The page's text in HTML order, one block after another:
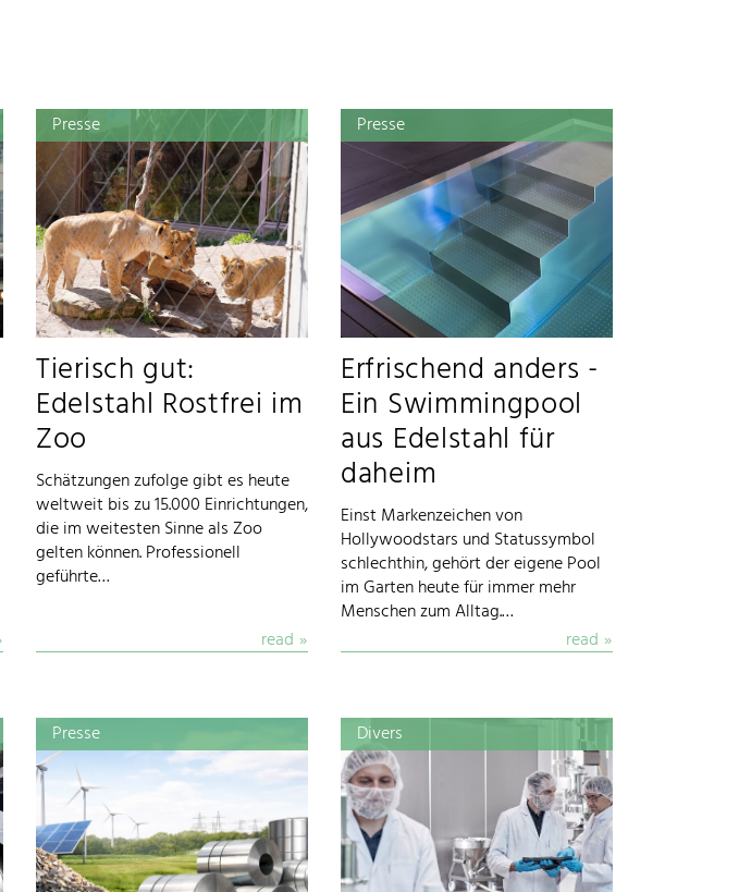
Presse
Tierisch gut:
Edelstahl Rostfrei im
Zoo
Schätzungen zufolge gibt es heute
weltweit bis zu 15.000 Einrichtungen,
die im weitesten Sinne als Zoo
gelten können. Professionell
geführte…
read
Presse
Erfrischend anders -
Ein Swimmingpool
aus Edelstahl für
daheim
Einst Markenzeichen von
Hollywoodstars und Statussymbol
schlechthin, gehört der eigene Pool
im Garten heute für immer mehr
Menschen zum Alltag.…
read
Presse Divers